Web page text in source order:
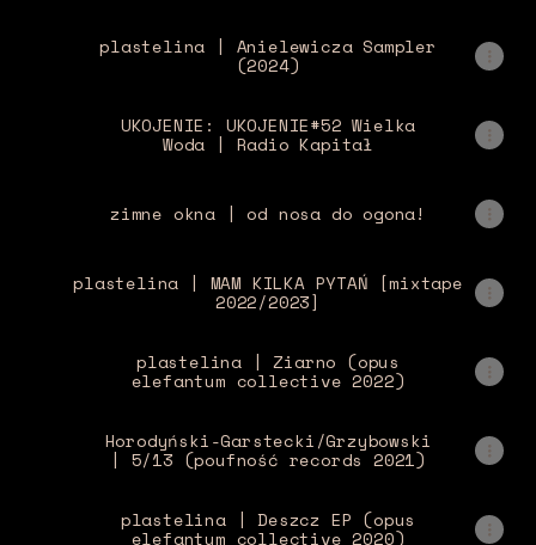
plastelina | Anielewicza Sampler
(2024)
UKOJENIE: UKOJENIE#52 Wielka
Woda | Radio Kapitał
zimne okna | od nosa do ogona!
plastelina | MAM KILKA PYTAŃ [mixtape
2022/2023]
plastelina | Ziarno (opus
elefantum collective 2022)
Horodyński-Garstecki/Grzybowski
| 5/13 (poufność records 2021)
plastelina | Deszcz EP (opus
elefantum collective 2020)